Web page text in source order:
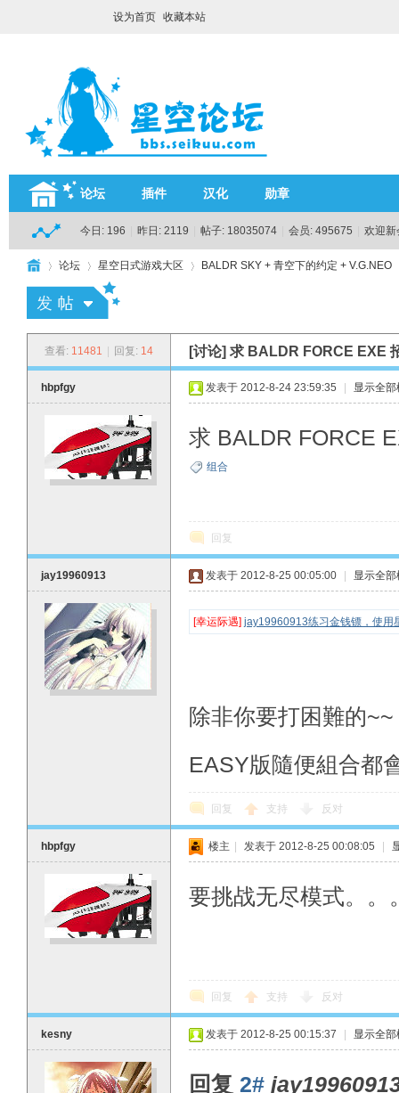
设为首页 收藏本站
论坛 插件 汉化 勋章
今日: 196 昨日: 2119 帖子: 18035074 会员: 495675 欢迎
论坛 星空日式游戏大区 BALDR SKY + 青空下的约定 + V.G.NEO
查看: 11481 回复: 14 [讨论] 求 BALDR FORCE EXE
hbpfgy 发表于 2012-8-24 23:59:35 显示全部
求 BALDR FORCE
组合
回复
jay19960913 发表于 2012-8-25 00:05:00 显示全部
[幸运际遇] jay19960913练习金钱镖，使用
除非你要打困難的~~
EASY版隨便組合都
回复 支持 反对
hbpfgy 楼主 发表于 2012-8-25 00:08:05
要挑战无尽模式。。
回复 支持 反对
kesny 发表于 2012-8-25 00:15:37 显示全部
回复 2#